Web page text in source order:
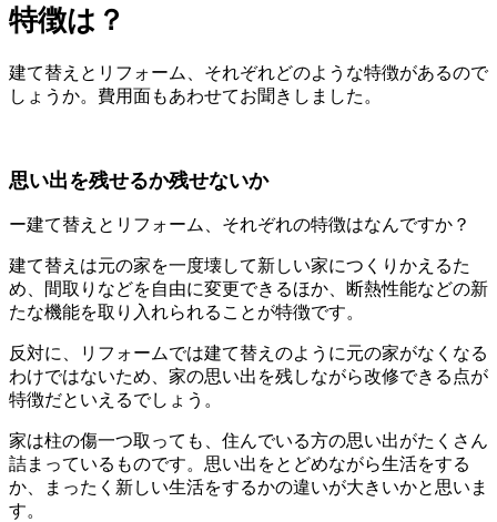
特徴は？
建て替えとリフォーム、それぞれどのような特徴があるので
しょうか。費用面もあわせてお聞きしました。
思い出を残せるか残せないか
ー建て替えとリフォーム、それぞれの特徴はなんですか？
建て替えは元の家を一度壊して新しい家につくりかえるた
め、間取りなどを自由に変更できるほか、断熱性能などの新
たな機能を取り入れられることが特徴です。
反対に、リフォームでは建て替えのように元の家がなくなる
わけではないため、家の思い出を残しながら改修できる点が
特徴だといえるでしょう。
家は柱の傷一つ取っても、住んでいる方の思い出がたくさん
詰まっているものです。思い出をとどめながら生活をする
か、まったく新しい生活をするかの違いが大きいかと思いま
す。